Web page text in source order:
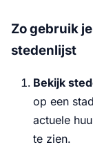
Zo gebruik
stedenlijst
Bekijk
op een
actuele
te zien.